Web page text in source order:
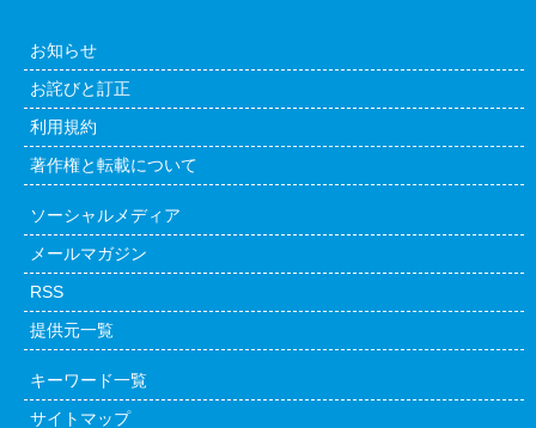
お知らせ
お詫びと訂正
利用規約
著作権と転載について
ソーシャルメディア
メールマガジン
RSS
提供元一覧
キーワード一覧
サイトマップ